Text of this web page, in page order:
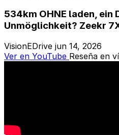
534km OHNE laden, ein
Unmöglichkeit? Zeekr
VisionEDrive jun 14, 2026
Ver en YouTube Reseña en